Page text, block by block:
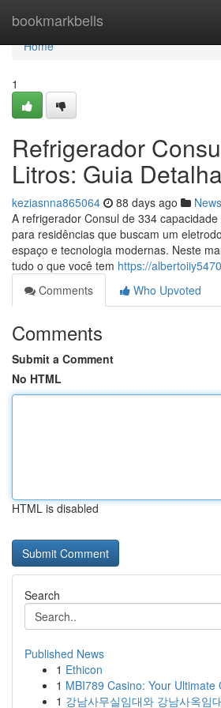
bookmarkbells
Home
Home
1
Refrigerador
Litros: Guia
keziasnna865064 88 days ago News
A refrigerador Consul de 334
para residências que buscam um
espaço e tecnologia modernas. Neste
tudo o que você tem https://
Comments
Who Upvoted
Comments
Submit a Comment
No HTML
HTML is disabled
Search
Published News
1 Ethicon
1 MBI789 Casino: Your
1 강남사무실임대와 강남사옥임